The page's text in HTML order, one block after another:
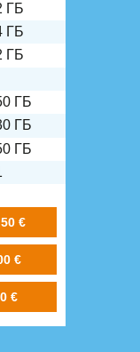
ГБ
ГБ
ГБ
ГБ
ГБ
ГБ
€
€
€